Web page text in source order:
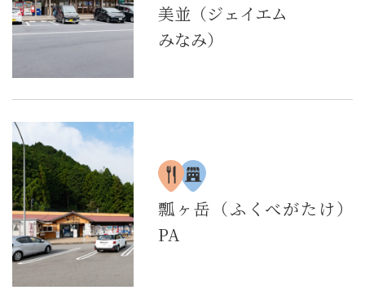
美並（ジェイエム
みなみ）
瓢ヶ岳（ふくべがたけ）
PA